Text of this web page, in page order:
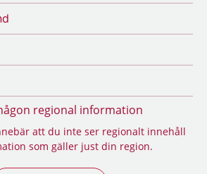
regional information
att du inte ser regionalt innehåll
som gäller just din region.